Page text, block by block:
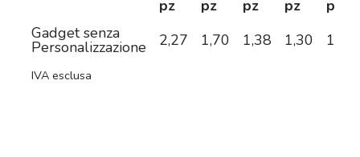
pz pz pz pz
pz
Gadget senza
Personalizzazione 2,27 1,70 1,38 1,30 1,20
IVA esclusa